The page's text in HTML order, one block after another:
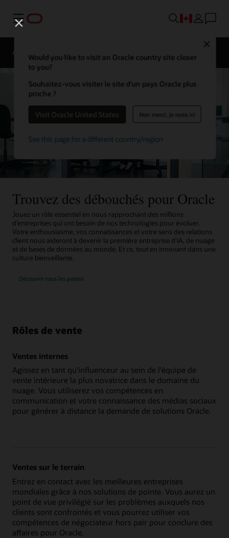
Menu
Would you like to visit an Oracle country site closer
to you?
Souhaitez-vous visiter le site d’un pays Oracle plus
proche ?
Visit Oracle United States Non merci, je reste ici
See this page for a different country/region
Aperçu
Trouvez des débouchés pour Oracle
Jouez un rôle essentiel en nous rapprochant des millions
d’entreprises qui ont besoin de nos technologies pour évoluer.
Votre enthousiasme, vos connaissances et votre sens des relations
client nous aideront à devenir la première entreprise d’IA, de nuage
et de bases de données au monde. Et ce, tout en innovant dans une
culture bienveillante.
Découvrir tous les postes
Rôles de vente
Ventes internes
Agissez en tant qu'influenceur au sein de l'équipe de
vente intérieure la plus novatrice dans le domaine du
nuage. Vous utiliserez vos compétences en
communication et votre connaissance des médias sociaux
pour générer à distance la demande de solutions Oracle.
Ventes sur le terrain
Entrez en contact avec les meilleures entreprises
mondiales grâce à nos solutions de pointe. Vous aurez un
point de vue privilégié sur les problèmes auxquels nos
clients sont confrontés et vous pourrez utiliser vos
compétences de négociateur hors pair pour conclure des
affaires pour Oracle.